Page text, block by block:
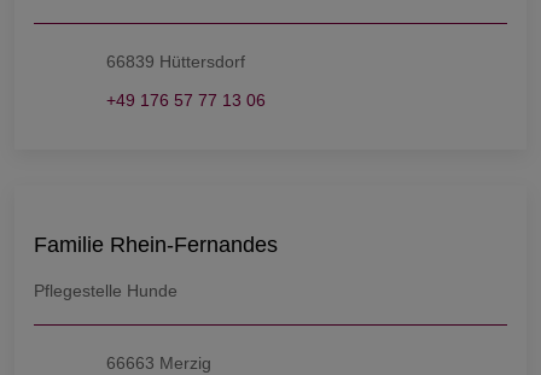
66839 Hüttersdorf
+49 176 57 77 13 06
Familie Rhein-Fernandes
Pflegestelle Hunde
66663 Merzig